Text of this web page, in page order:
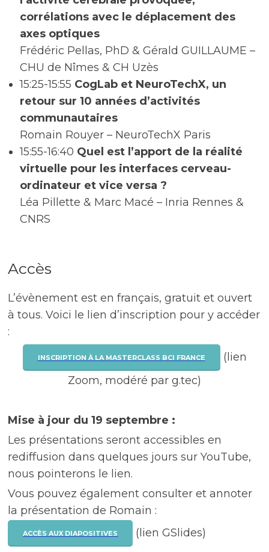
corrélations avec le déplacement des
axes optiques
Frédéric Pellas, PhD & Gérald GUILLAUME –
CHU de Nîmes & CH Uzès
15:25-15:55 CogLab et NeuroTechX, un
retour sur 10 années d’activités
communautaires
Romain Rouyer – NeuroTechX Paris
15:55-16:40 Quel est l’apport de la réalité
virtuelle pour les interfaces cerveau-
ordinateur et vice versa ?
Léa Pillette & Marc Macé – Inria Rennes &
CNRS
Accès
L’évènement est en français, gratuit et ouvert
à tous. Voici le lien d’inscription pour y accéder
:
INSCRIPTION À LA MASTERCLASS BCI FRANCE
(lien
Zoom, modéré par g.tec)
Mise à jour du 19 septembre :
Les présentations seront accessibles en
rediffusion dans quelques jours sur YouTube,
nous pointerons le lien.
Vous pouvez également consulter et annoter
la présentation de Romain :
ACCÈS AUX DIAPOSITIVES (lien GSlides)